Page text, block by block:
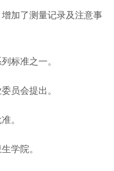
加了测量记录及注意事
标准之一。
员会提出。
。
学院。